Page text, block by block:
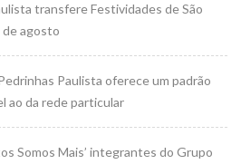
transfere Festividades de São
de agosto
Paulista oferece um padrão
ao da rede particular
Somos Mais’ integrantes do Grupo